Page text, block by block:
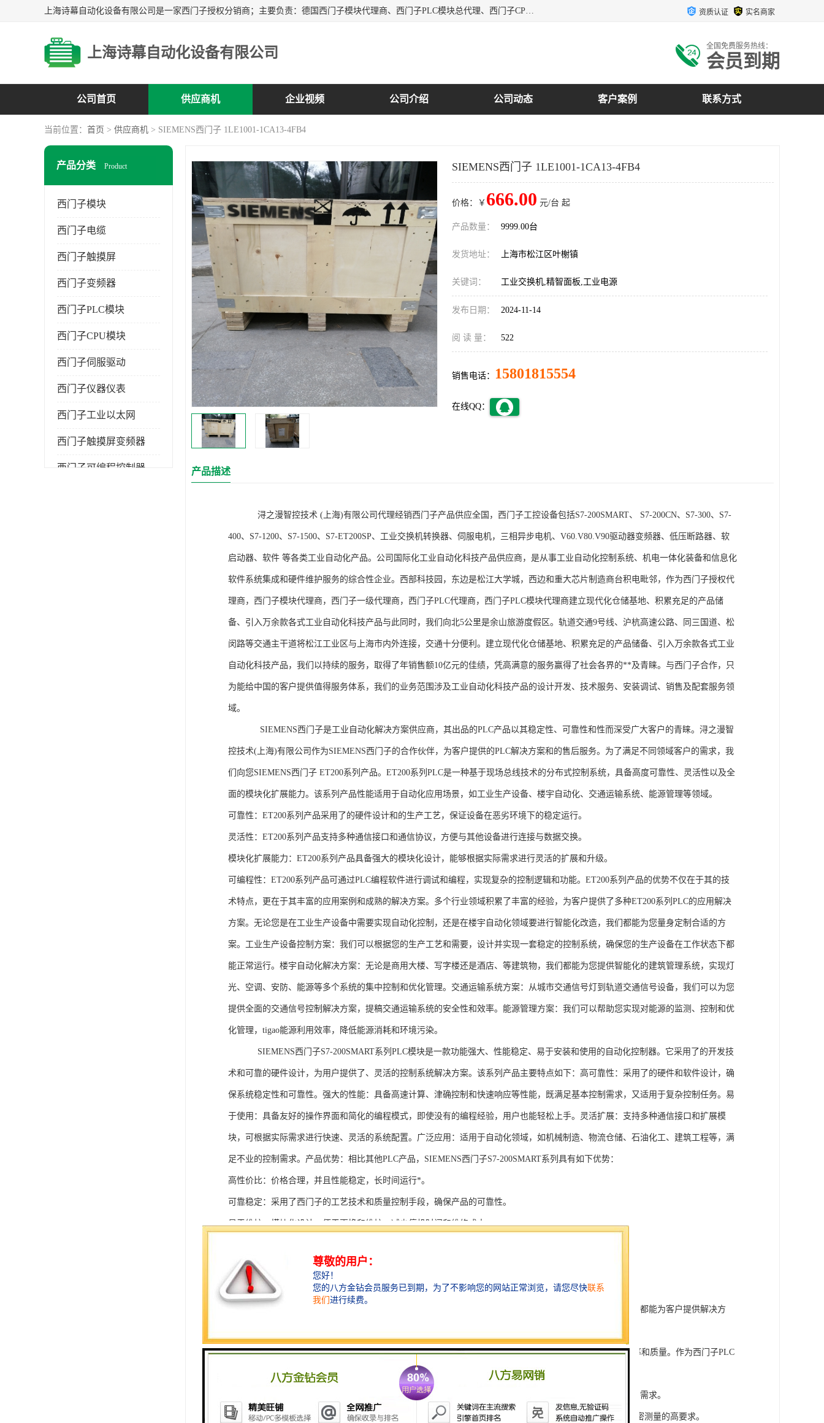
上海诗幕自动化设备有限公司是一家西门子授权分销商；主要负责：德国西门子模块代理商、西门子PLC模块总代理、西门子CPU模块代理商、西门子电缆代理、西门子触摸屏变频器总代理等专销售西门子各系列产品；实体公司，诚信经营，价格优势，品质保证，库存量大，供应！ 资质认证 实名商家
上海诗幕自动化设备有限公司 全国免费服务热线：
会员到期
公司首页 供应商机 企业视频 公司介绍 公司动态 客户案例 联系方式
当前位置： 首页 > 供应商机 > SIEMENS西门子 1LE1001-1CA13-4FB4
产品分类 Product
西门子模块
西门子电缆
西门子触摸屏
西门子变频器
西门子PLC模块
西门子CPU模块
西门子伺服驱动
西门子仪器仪表
西门子工业以太网
西门子触摸屏变频器
西门子可编程控制器
SIEMENS西门子 1LE1001-1CA13-4FB4
价格：￥ 666.00 元/台 起
产品数量： 9999.00台
发货地址： 上海市松江区叶榭镇
关键词： 工业交换机,精智面板,工业电源
发布日期： 2024-11-14
阅 读 量： 522
销售电话： 15801815554
在线QQ：
产品描述
浔之漫智控技术 (上海)有限公司代理经销西门子产品供应全国，西门子工控设备包括S7-200SMART、 S7-200CN、S7-300、S7-
400、S7-1200、S7-1500、S7-ET200SP、工业交换机转换器、伺服电机，三相异步电机、V60.V80.V90驱动器变频器、低压断路器、软
启动器、软件 等各类工业自动化产品。公司国际化工业自动化科技产品供应商，是从事工业自动化控制系统、机电一体化装备和信息化
软件系统集成和硬件维护服务的综合性企业。西部科技园，东边是松江大学城，西边和重大芯片制造商台积电毗邻，作为西门子授权代
理商，西门子模块代理商，西门子一级代理商，西门子PLC代理商，西门子PLC模块代理商建立现代化仓储基地、积累充足的产品储
备、引入万余款各式工业自动化科技产品与此同时，我们向北5公里是余山旅游度假区。轨道交通9号线、沪杭高速公路、同三国道、松
闵路等交通主干道将松江工业区与上海市内外连接，交通十分便利。建立现代化仓储基地、积累充足的产品储备、引入万余款各式工业
自动化科技产品，我们以持续的服务，取得了年销售额10亿元的佳绩，凭高满意的服务赢得了社会各界的**及青睐。与西门子合作，只
为能给中国的客户提供值得服务体系，我们的业务范围涉及工业自动化科技产品的设计开发、技术服务、安装调试、销售及配套服务领
域。
SIEMENS西门子是工业自动化解决方案供应商，其出品的PLC产品以其稳定性、可靠性和性而深受广大客户的青睐。浔之漫智
控技术(上海)有限公司作为SIEMENS西门子的合作伙伴，为客户提供的PLC解决方案和的售后服务。为了满足不同领域客户的需求，我
们向您SIEMENS西门子 ET200系列产品。ET200系列PLC是一种基于现场总线技术的分布式控制系统，具备高度可靠性、灵活性以及全
面的模块化扩展能力。该系列产品性能适用于自动化应用场景，如工业生产设备、楼宇自动化、交通运输系统、能源管理等领域。
可靠性：ET200系列产品采用了的硬件设计和的生产工艺，保证设备在恶劣环境下的稳定运行。
灵活性：ET200系列产品支持多种通信接口和通信协议，方便与其他设备进行连接与数据交换。
模块化扩展能力：ET200系列产品具备强大的模块化设计，能够根据实际需求进行灵活的扩展和升级。
可编程性：ET200系列产品可通过PLC编程软件进行调试和编程，实现复杂的控制逻辑和功能。ET200系列产品的优势不仅在于其的技
术特点，更在于其丰富的应用案例和成熟的解决方案。多个行业领域积累了丰富的经验，为客户提供了多种ET200系列PLC的应用解决
方案。无论您是在工业生产设备中需要实现自动化控制，还是在楼宇自动化领域要进行智能化改造，我们都能为您量身定制合适的方
案。工业生产设备控制方案：我们可以根据您的生产工艺和需要，设计并实现一套稳定的控制系统，确保您的生产设备在工作状态下都
能正常运行。楼宇自动化解决方案：无论是商用大楼、写字楼还是酒店、等建筑物，我们都能为您提供智能化的建筑管理系统，实现灯
光、空调、安防、能源等多个系统的集中控制和优化管理。交通运输系统方案：从城市交通信号灯到轨道交通信号设备，我们可以为您
提供全面的交通信号控制解决方案，提稿交通运输系统的安全性和效率。能源管理方案：我们可以帮助您实现对能源的监测、控制和优
化管理，tigao能源利用效率，降低能源消耗和环境污染。
SIEMENS西门子S7-200SMART系列PLC模块是一款功能强大、性能稳定、易于安装和使用的自动化控制器。它采用了的开发技
术和可靠的硬件设计，为用户提供了、灵活的控制系统解决方案。该系列产品主要特点如下：高可靠性：采用了的硬件和软件设计，确
保系统稳定性和可靠性。强大的性能：具备高速计算、津确控制和快速响应等性能，既满足基本控制需求，又适用于复杂控制任务。易
于使用：具备友好的操作界面和简化的编程模式，即使没有的编程经验，用户也能轻松上手。灵活扩展：支持多种通信接口和扩展模
块，可根据实际需求进行快速、灵活的系统配置。广泛应用：适用于自动化领域，如机械制造、物流仓储、石油化工、建筑工程等，满
足不业的控制需求。产品优势：相比其他PLC产品，SIEMENS西门子S7-200SMART系列具有如下优势：
高性价比：价格合理，并且性能稳定，长时间运行*。
可靠稳定：采用了西门子的工艺技术和质量控制手段，确保产品的可靠性。
易于维护：模块化设计，便于更换和维护，减少停机时间和维修成本。
灵活配置：多种通信接口和编程模式可选，满足不同用户的个性化要求。
快速部署：配备了完善的软件工具和技术支持，可快速部署系统，缩短项目周期。
在智能科技、自动化科技和机电领域内有着到的见解。无论是提供技术咨询，还是进行技术开发和转让，我们都能为客户提供解决方
SIEMENS西门子PLC模块S7-300系列产品是一系列高可靠性、高性能的工控设备，旨在tisheng生产效率和质量。作为西门子PLC
系列中的重要组成部分，S7-300系列产品具有以下突出特点：
1. 灵活性和可扩展性：S7-300系列产品设计特，可根据客户需求灵活配置输入输出模块，满足不同规模工程的需求。
2. 高速、高精度的模拟量输入输出：S7-300系列产品支持多达8个模拟量输入输出通道，可满足对于控制和精密测量的高要求。